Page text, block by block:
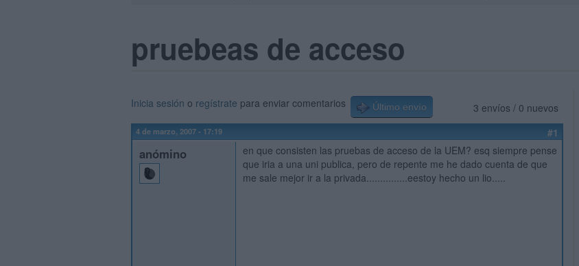
pruebeas de acceso
3 envíos / 0 nuevos
Inicia sesión o regístrate para enviar comentarios Último envío
4 de marzo, 2007 - 17:19 #1
anómino
en que consisten las pruebas de acceso de la UEM? esq siempre pense
que iria a una uni publica, pero de repente me he dado cuenta de que
me sale mejor ir a la privada...............eestoy hecho un lio.....